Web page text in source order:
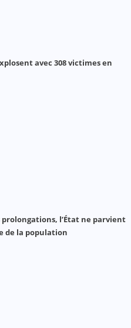
avec 308 victimes en
l’État ne parvient
de la population